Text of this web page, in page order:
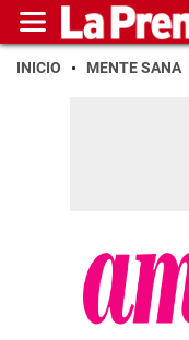
INICIO MENTE SANA